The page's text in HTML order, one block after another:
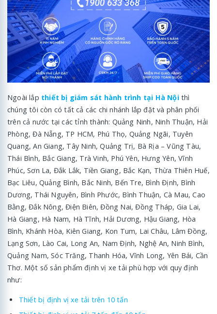
Ngoài lắp thiết bị giám sát hành trình tại Hà Nộithì
chúng tôi còn có tất cả các chi nhánh lắp đặt và phân phối
trên cả nước tại các tỉnh thành: Quảng Ninh, Ninh Thuận, Hải
Phòng, Đà Nẵng, TP HCM, Phú Thọ, Quảng Ngãi, Tuyên
Quang, An Giang, Tây Ninh, Quảng Trị, Bà Rịa – Vũng Tàu,
Thái Bình, Bắc Giang, Trà Vinh, Phú Yên, Hưng Yên, Vĩnh
Phúc, Sơn La, Đắk Lắk, Tiền Giang, Bắc Kạn, Thừa Thiên Huế,
Bạc Liêu, Quảng Bình, Bắc Ninh, Bến Tre, Bình Định, Bình
Dương, Thái Nguyên, Bình Phước, Bình Thuận, Cà Mau, Cao
Bằng, Đắk Nông, Điện Biên, Đồng Nai, Đồng Tháp, Gia Lai,
Hà Giang, Hà Nam, Hà Tĩnh, Hải Dương, Hậu Giang, Hòa
Bình, Khánh Hòa, Kiên Giang, Kon Tum, Lai Châu, Lâm Đồng,
Lạng Sơn, Lào Cai, Long An, Nam Định, Nghệ An, Ninh Bình,
Quảng Nam, Sóc Trăng, Thanh Hóa, Vĩnh Long, Yên Bái, Cần
Thơ. Một số sản phẩm định vị xe tải phù hợp với quy định
như:
Thiết bị định vị xe tải trên 10 tấn